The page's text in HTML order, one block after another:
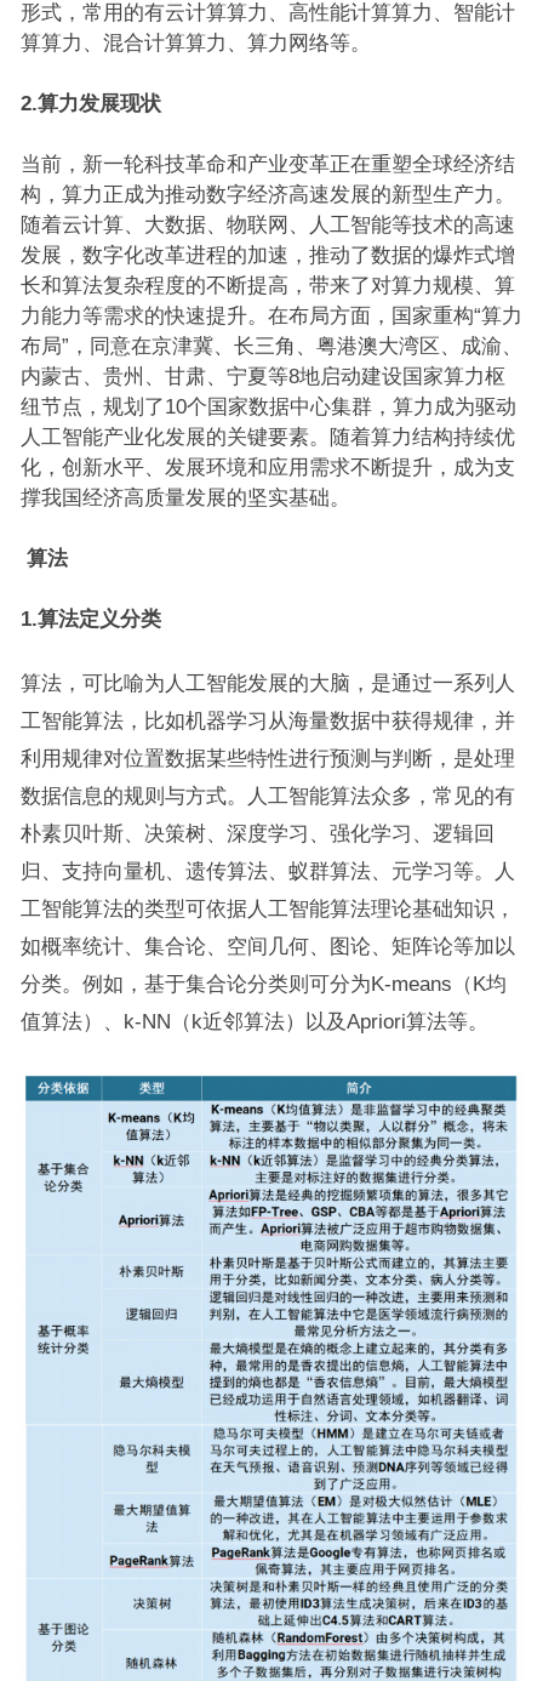
形式，常用的有云计算算力、高性能计算算力、智能计
算算力、混合计算算力、算力网络等。
2.算力发展现状
当前，新一轮科技革命和产业变革正在重塑全球经济结
构，算力正成为推动数字经济高速发展的新型生产力。
随着云计算、大数据、物联网、人工智能等技术的高速
发展，数字化改革进程的加速，推动了数据的爆炸式增
长和算法复杂程度的不断提高，带来了对算力规模、算
力能力等需求的快速提升。在布局方面，国家重构“算力
布局”，同意在京津冀、长三角、粤港澳大湾区、成渝、
内蒙古、贵州、甘肃、宁夏等8地启动建设国家算力枢
纽节点，规划了10个国家数据中心集群，算力成为驱动
人工智能产业化发展的关键要素。随着算力结构持续优
化，创新水平、发展环境和应用需求不断提升，成为支
撑我国经济高质量发展的坚实基础。
算法
1.算法定义分类
算法，可比喻为人工智能发展的大脑，是通过一系列人
工智能算法，比如机器学习从海量数据中获得规律，并
利用规律对位置数据某些特性进行预测与判断，是处理
数据信息的规则与方式。人工智能算法众多，常见的有
朴素贝叶斯、决策树、深度学习、强化学习、逻辑回
归、支持向量机、遗传算法、蚁群算法、元学习等。人
工智能算法的类型可依据人工智能算法理论基础知识，
如概率统计、集合论、空间几何、图论、矩阵论等加以
分类。例如，基于集合论分类则可分为K-means（K均
值算法）、k-NN（k近邻算法）以及Apriori算法等。